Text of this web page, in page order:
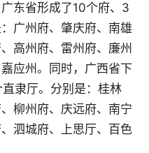
东省形成了10个府、3
广州府、肇庆府、南雄
高州府、雷州府、廉州
应州。同时，广西省下
隶厅。分别是：桂林
柳州府、庆远府、南宁
泗城府、上思厅、百色